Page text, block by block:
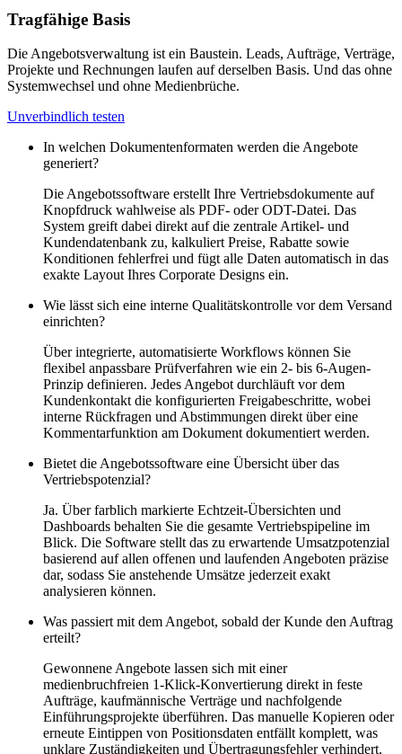
Tragfähige Basis
Die Angebotsverwaltung ist ein Baustein. Leads, Aufträge, Verträge,
Projekte und Rechnungen laufen auf derselben Basis. Und das ohne
Systemwechsel und ohne Medienbrüche.
Unverbindlich testen
In welchen Dokumentenformaten werden die Angebote
generiert?
Die Angebotssoftware erstellt Ihre Vertriebsdokumente auf
Knopfdruck wahlweise als PDF- oder ODT-Datei. Das
System greift dabei direkt auf die zentrale Artikel- und
Kundendatenbank zu, kalkuliert Preise, Rabatte sowie
Konditionen fehlerfrei und fügt alle Daten automatisch in das
exakte Layout Ihres Corporate Designs ein.
Wie lässt sich eine interne Qualitätskontrolle vor dem Versand
einrichten?
Über integrierte, automatisierte Workflows können Sie
flexibel anpassbare Prüfverfahren wie ein 2- bis 6-Augen-
Prinzip definieren. Jedes Angebot durchläuft vor dem
Kundenkontakt die konfigurierten Freigabeschritte, wobei
interne Rückfragen und Abstimmungen direkt über eine
Kommentarfunktion am Dokument dokumentiert werden.
Bietet die Angebotssoftware eine Übersicht über das
Vertriebspotenzial?
Ja. Über farblich markierte Echtzeit-Übersichten und
Dashboards behalten Sie die gesamte Vertriebspipeline im
Blick. Die Software stellt das zu erwartende Umsatzpotenzial
basierend auf allen offenen und laufenden Angeboten präzise
dar, sodass Sie anstehende Umsätze jederzeit exakt
analysieren können.
Was passiert mit dem Angebot, sobald der Kunde den Auftrag
erteilt?
Gewonnene Angebote lassen sich mit einer
medienbruchfreien 1-Klick-Konvertierung direkt in feste
Aufträge, kaufmännische Verträge und nachfolgende
Einführungsprojekte überführen. Das manuelle Kopieren oder
erneute Eintippen von Positionsdaten entfällt komplett, was
unklare Zuständigkeiten und Übertragungsfehler verhindert.